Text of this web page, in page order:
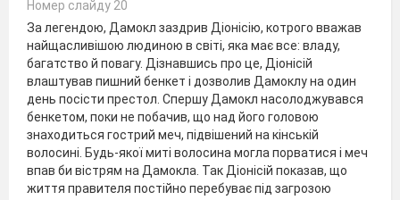
Номер слайду 20
За легендою, Дамокл заздрив Діонісію, котрого вважав
найщасливішою людиною в світі, яка має все: владу,
багатство й повагу. Дізнавшись про це, Діонісій
влаштував пишний бенкет і дозволив Дамоклу на один
день посісти престол. Спершу Дамокл насолоджувався
бенкетом, поки не побачив, що над його головою
знаходиться гострий меч, підвішений на кінській
волосині. Будь-якої миті волосина могла порватися і меч
впав би вістрям на Дамокла. Так Діонісій показав, що
життя правителя постійно перебуває під загрозою